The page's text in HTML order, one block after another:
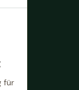
für